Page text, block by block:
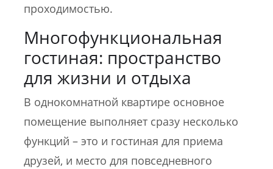
проходимостью.
Многофункциональная
гостиная: пространство
для жизни и отдыха
В однокомнатной квартире основное
помещение выполняет сразу несколько
функций – это и гостиная для приема
друзей, и место для повседневного